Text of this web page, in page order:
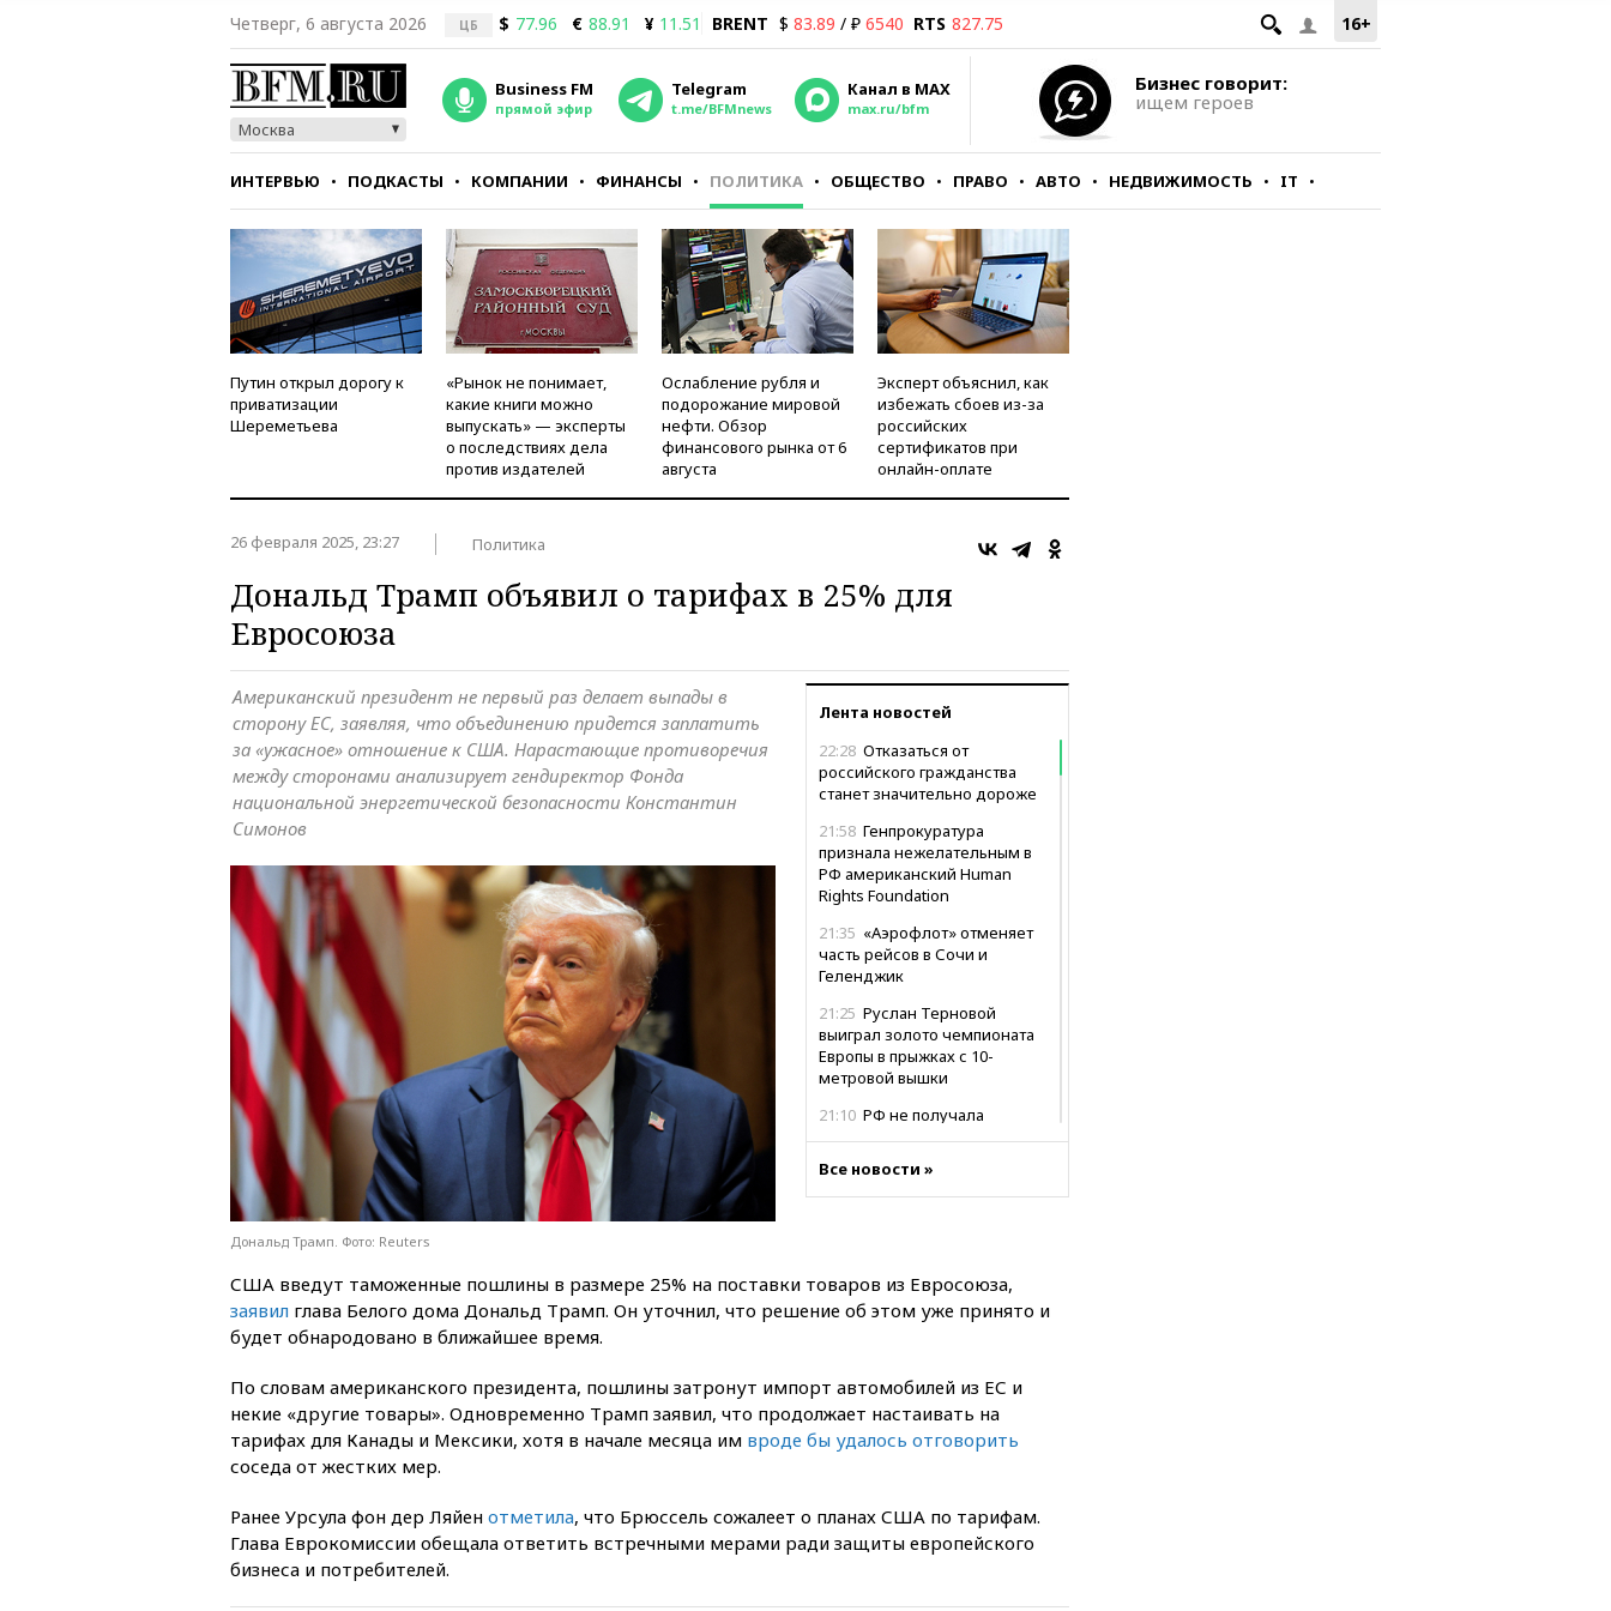
16+
Четверг, 6 августа 2026 ЦБ $ 77.96 € 88.91 ¥ 11.51 BRENT $ 83.89 / ₽ 6540 RTS 827.75
Москва
Business FM
прямой эфир
Telegram
t.me/BFMnews
Канал в MAX
max.ru/bfm
Бизнес говорит:
ищем героев
ИНТЕРВЬЮ ПОДКАСТЫ КОМПАНИИ ФИНАНСЫ ПОЛИТИКА ОБЩЕСТВО ПРАВО АВТО НЕДВИЖИМОСТЬ IT
СТИЛЬ ТЕСТЫ
Путин открыл дорогу к
приватизации
Шереметьева
«Рынок не понимает,
какие книги можно
выпускать» — эксперты
о последствиях дела
против издателей
Ослабление рубля и
подорожание мировой
нефти. Обзор
финансового рынка от 6
августа
Эксперт объяснил, как
избежать сбоев из-за
российских
сертификатов при
онлайн-оплате
26 февраля 2025, 23:27 Политика
Дональд Трамп объявил о тарифах в 25% для
Евросоюза
Лента новостей
22:28 Отказаться от
российского гражданства
станет значительно дороже
21:58 Генпрокуратура
признала нежелательным в
РФ американский Human
Rights Foundation
21:35 «Аэрофлот» отменяет
часть рейсов в Сочи и
Геленджик
21:25 Руслан Терновой
выиграл золото чемпионата
Европы в прыжках с 10-
метровой вышки
21:10 РФ не получала
в Армении
20:45 Матвиенко: россиянам
могут рекомендовать не
ПВО за день сбила еще
281 украинский беспилотник
над Россией
20:27
Ямпольская призвала
20:15Минтранс предложил
оплачивать защиту дорог от
Все новости »
Американский президент не первый раз делает выпады в
сторону ЕС, заявляя, что объединению придется заплатить
за «ужасное» отношение к США. Нарастающие противоречия
между сторонами анализирует гендиректор Фонда
национальной энергетической безопасности Константин
Симонов
Дональд Трамп. Фото: Reuters
США введут таможенные пошлины в размере 25% на поставки товаров из Евросоюза,
заявил глава Белого дома Дональд Трамп. Он уточнил, что решение об этом уже принято и
будет обнародовано в ближайшее время.
По словам американского президента, пошлины затронут импорт автомобилей из ЕС и
некие «другие товары». Одновременно Трамп заявил, что продолжает настаивать на
тарифах для Канады и Мексики, хотя в начале месяца им вроде бы удалось отговорить
соседа от жестких мер.
Ранее Урсула фон дер Ляйен отметила, что Брюссель сожалеет о планах США по тарифам.
Глава Еврокомиссии обещала ответить встречными мерами ради защиты европейского
бизнеса и потребителей.